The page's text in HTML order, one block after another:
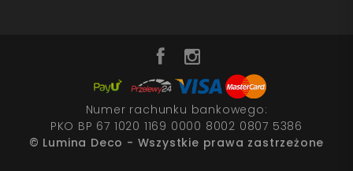
Numer rachunku bankowego:
PKO BP 67 1020 1169 0000 8002 0807 5386
© Lumina Deco - Wszystkie prawa zastrzeżone